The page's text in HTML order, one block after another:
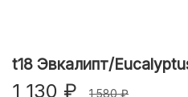
t18 Эвкалипт/
1 130 ₽ 1 580 ₽